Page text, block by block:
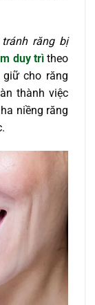
răng bị
duy trì theo
cho răng
thành việc
niềng răng